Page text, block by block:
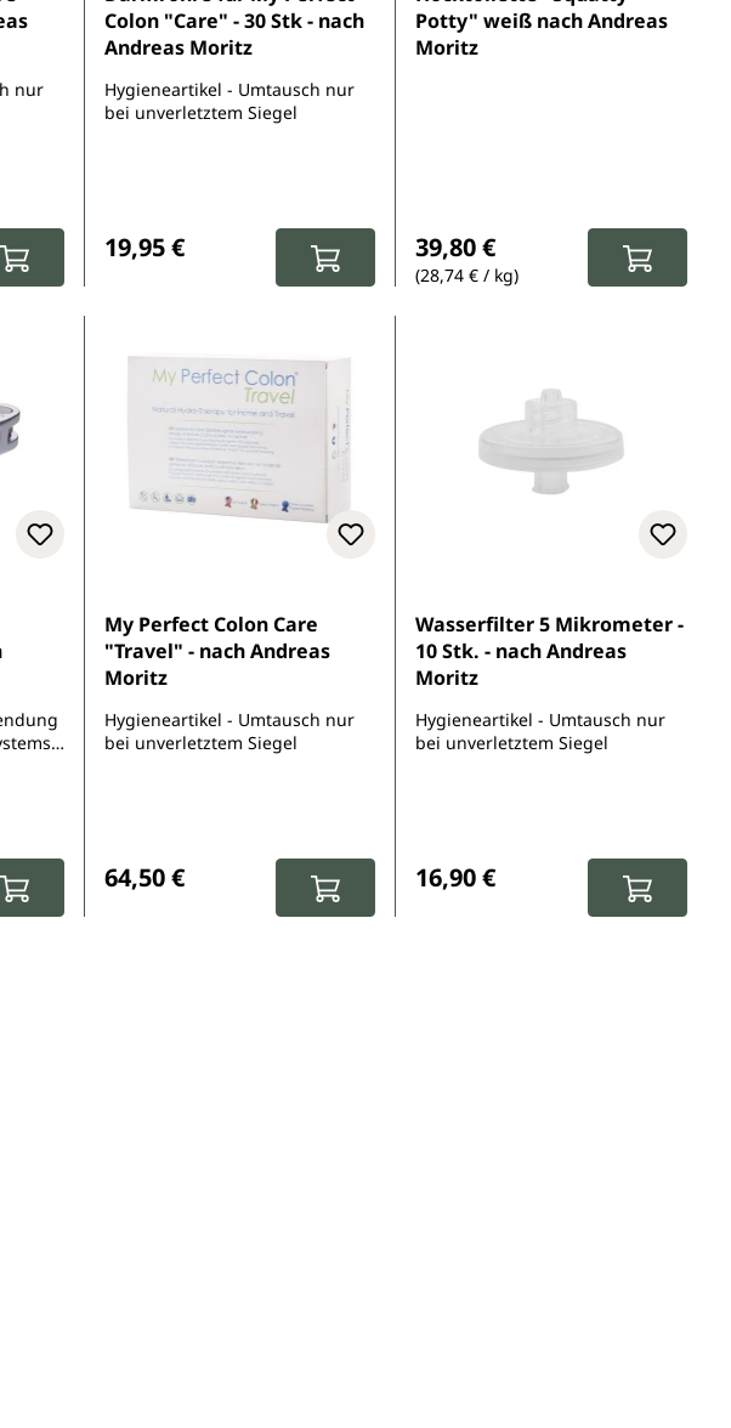
nur
Colon "Care" - 30 Stk - nach
Andreas Moritz
Hygieneartikel - Umtausch nur
bei unverletztem Siegel
19,95 €
Potty" weiß nach Andreas
Moritz
39,80 €
(28,74 € / kg)
von 3 von 5 Sternen
My Perfect Colon Care
"Travel" - nach Andreas
Moritz
Hygieneartikel - Umtausch nur
bei unverletztem Siegel
64,50 €
Wasserfilter 5 Mikrometer -
10 Stk. - nach Andreas
Moritz
Hygieneartikel - Umtausch nur
bei unverletztem Siegel
16,90 €